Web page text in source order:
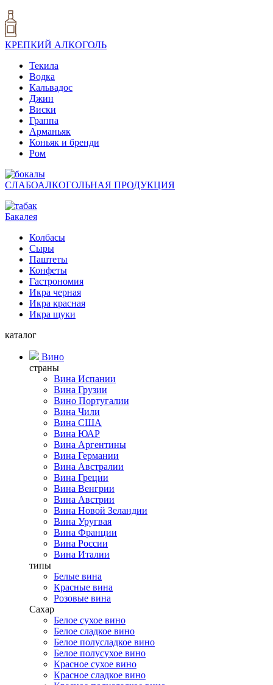
КРЕПКИЙ АЛКОГОЛЬ
Текила
Водка
Кальвадос
Джин
Виски
Граппа
Арманьяк
Коньяк и бренди
Ром
СЛАБОАЛКОГОЛЬНАЯ ПРОДУКЦИЯ
Бакалея
Колбасы
Сыры
Паштеты
Конфеты
Гастрономия
Икра черная
Икра красная
Икра щуки
каталог
Вино
страны
Вина Испании
Вина Грузии
Вино Португалии
Вина Чили
Вина США
Вина ЮАР
Вина Аргентины
Вина Германии
Вина Австралии
Вина Греции
Вина Венгрии
Вина Австрии
Вина Новой Зеландии
Вина Уругвая
Вина Франции
Вина России
Вина Италии
типы
Белые вина
Красные вина
Розовые вина
Сахар
Белое сухое вино
Белое сладкое вино
Белое полусладкое вино
Белое полусухое вино
Красное сухое вино
Красное сладкое вино